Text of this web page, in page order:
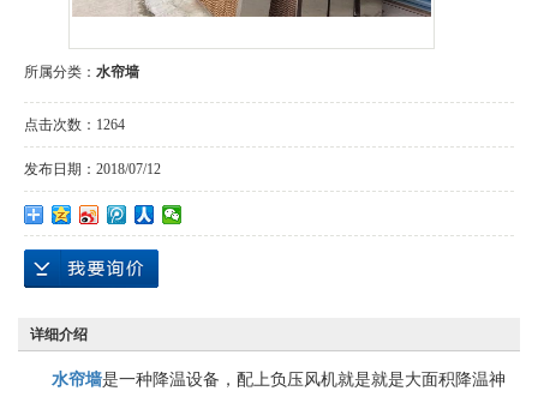
所属分类： 水帘墙
点击次数： 1264
发布日期： 2018/07/12
详细介绍
水帘墙是一种降温设备，配上负压风机就是就是大面积降温神